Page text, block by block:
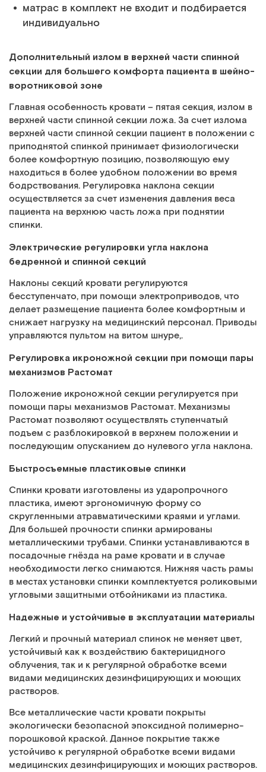
матрас в комплект не входит и подбирается
индивидуально
Дополнительный излом в верхней части спинной
секции для большего комфорта пациента в шейно-
воротниковой зоне
Главная особенность кровати – пятая секция, излом в
верхней части спинной секции ложа. За счет излома
верхней части спинной секции пациент в положении с
приподнятой спинкой принимает физиологически
более комфортную позицию, позволяющую ему
находиться в более удобном положении во время
бодрствования. Регулировка наклона секции
осуществляется за счет изменения давления веса
пациента на верхнюю часть ложа при поднятии
спинки.
Электрические регулировки угла наклона
бедренной и спинной секций
Наклоны секций кровати регулируются
бесступенчато, при помощи электроприводов, что
делает размещение пациента более комфортным и
снижает нагрузку на медицинский персонал. Приводы
управляются пультом на витом шнуре,.
Регулировка икроножной секции при помощи пары
механизмов Растомат
Положение икроножной секции регулируется при
помощи пары механизмов Растомат. Механизмы
Растомат позволяют осуществлять ступенчатый
подъем с разблокировкой в верхнем положении и
последующим опусканием до нулевого угла наклона.
Быстросъемные пластиковые спинки
Спинки кровати изготовлены из ударопрочного
пластика, имеют эргономичную форму со
скругленными атравматическими краями и углами.
Для большей прочности спинки армированы
металлическими трубами. Спинки устанавливаются в
посадочные гнёзда на раме кровати и в случае
необходимости легко снимаются. Нижняя часть рамы
в местах установки спинки комплектуется роликовыми
угловыми защитными отбойниками из пластика.
Надежные и устойчивые в эксплуатации материалы
Легкий и прочный материал спинок не меняет цвет,
устойчивый как к воздействию бактерицидного
облучения, так и к регулярной обработке всеми
видами медицинских дезинфицирующих и моющих
растворов.
Все металлические части кровати покрыты
экологически безопасной эпоксидной полимерно-
порошковой краской. Данное покрытие также
устойчиво к регулярной обработке всеми видами
медицинских дезинфицирующих и моющих растворов.